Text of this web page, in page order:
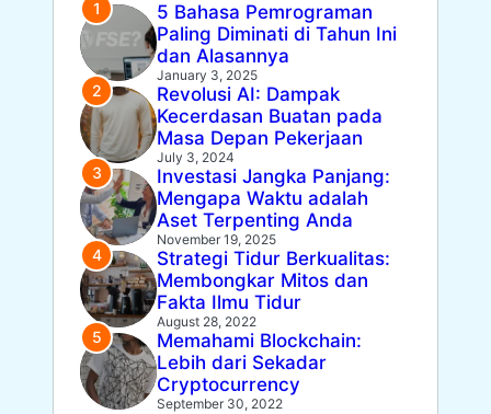
5 Bahasa Pemrograman
Paling Diminati di Tahun Ini
dan Alasannya
January 3, 2025
Revolusi AI: Dampak
Kecerdasan Buatan pada
Masa Depan Pekerjaan
July 3, 2024
Investasi Jangka Panjang:
Mengapa Waktu adalah
Aset Terpenting Anda
November 19, 2025
Strategi Tidur Berkualitas:
Membongkar Mitos dan
Fakta Ilmu Tidur
August 28, 2022
Memahami Blockchain:
Lebih dari Sekadar
Cryptocurrency
September 30, 2022